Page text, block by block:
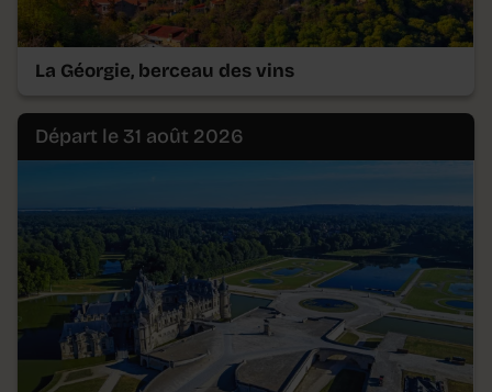
La Géorgie, berceau des vins
Départ le 31 août 2026